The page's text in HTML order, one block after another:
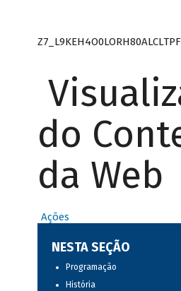
do
da Web
Ações
NESTA SEÇÃO
Programação
História